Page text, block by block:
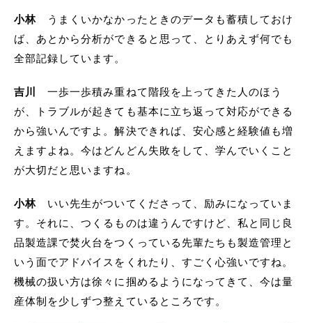
小林 うまくいかなかったときのデータも蓄積しておけ
ば、あとから分析ができると思って、とりあえず何でも
全部記録しています。
吉川
一歩一歩積み重ねて階段を上ってきた人のほう
が、トラブルが起きても基本に立ち返って対応ができる
から強いんですよ。解決できれば、安心感と経験値も増
えますよね。今はどんどん失敗をして、学んでいくこと
が大切だと思いますね。
小林 いい先生がついてくださって、励みになっていま
す。それに、つくるものは違うんですけど、私と同じ良
品製造課で焚火台をつくっている先輩たちも製造管理と
いう面でアドバイスをくれたり、すごく心強いですね。
機械の扱い方は徐々に掴めるようになってきて、今は量
産体制を少しずつ整えているところです。